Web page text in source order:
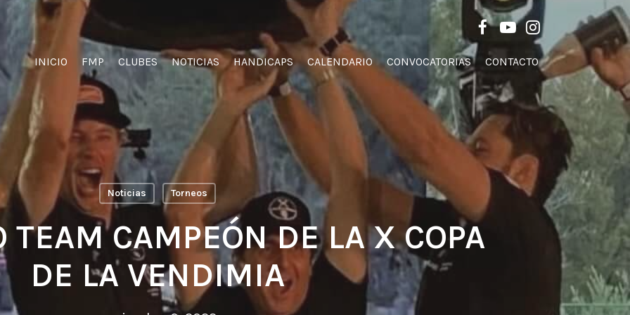
INICIO FMP CLUBES NOTICIAS HANDICAPS CALENDARIO CONVOCATORIAS CONTACTO
FACEBOOK
YOUTUBEINSTAGRAM
Noticias Torneos
TEAM CAMPEÓN DE LA X COPA
DE LA VENDIMIA